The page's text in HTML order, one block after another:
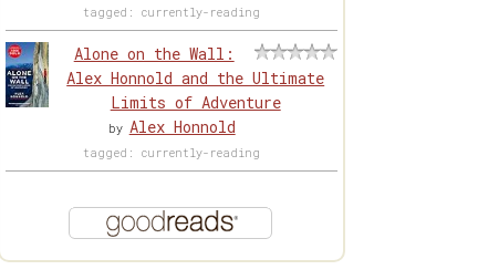
tagged: currently-reading
Alone on the Wall:
Alex Honnold and the Ultimate
Limits of Adventure
by Alex Honnold
tagged: currently-reading